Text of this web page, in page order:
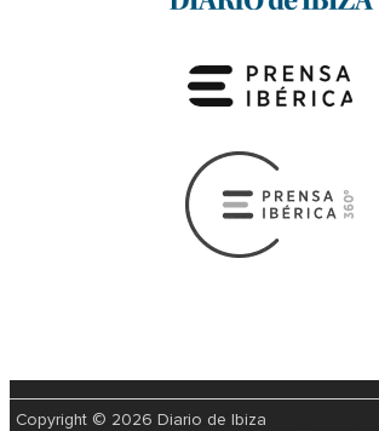
Copyright © 2026 Diario de Ibiza